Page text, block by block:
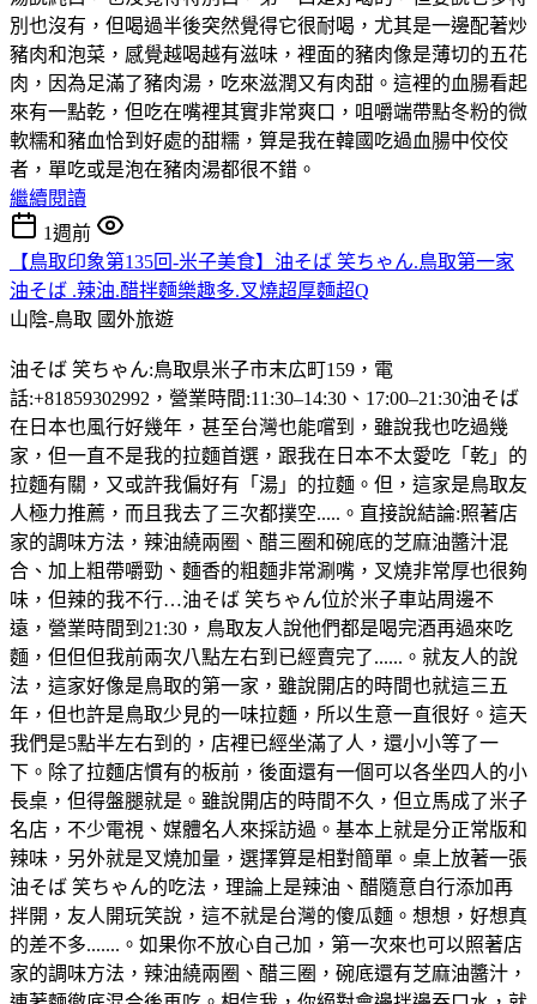
別也沒有，但喝過半後突然覺得它很耐喝，尤其是一邊配著炒
豬肉和泡菜，感覺越喝越有滋味，裡面的豬肉像是薄切的五花
肉，因為足滿了豬肉湯，吃來滋潤又有肉甜。這裡的血腸看起
來有一點乾，但吃在嘴裡其實非常爽口，咀嚼端帶點冬粉的微
軟糯和豬血恰到好處的甜糯，算是我在韓國吃過血腸中佼佼
者，單吃或是泡在豬肉湯都很不錯。
繼續閱讀
1週前
【鳥取印象第135回-米子美食】油そば 笑ちゃん.鳥取第一家
油そば .辣油.醋拌麵樂趣多.叉燒超厚麵超Q
山陰-鳥取 國外旅遊
油そば 笑ちゃん:鳥取県米子市末広町159，電
話:+81859302992，營業時間:11:30–14:30、17:00–21:30油そば
在日本也風行好幾年，甚至台灣也能嚐到，雖說我也吃過幾
家，但一直不是我的拉麵首選，跟我在日本不太愛吃「乾」的
拉麵有關，又或許我偏好有「湯」的拉麵。但，這家是鳥取友
人極力推薦，而且我去了三次都撲空.....。直接說結論:照著店
家的調味方法，辣油繞兩圈、醋三圈和碗底的芝麻油醬汁混
合、加上粗帶嚼勁、麵香的粗麵非常涮嘴，叉燒非常厚也很夠
味，但辣的我不行…油そば 笑ちゃん位於米子車站周邊不
遠，營業時間到21:30，鳥取友人說他們都是喝完酒再過來吃
麵，但但但我前兩次八點左右到已經賣完了......。就友人的說
法，這家好像是鳥取的第一家，雖說開店的時間也就這三五
年，但也許是鳥取少見的一味拉麵，所以生意一直很好。這天
我們是5點半左右到的，店裡已經坐滿了人，還小小等了一
下。除了拉麵店慣有的板前，後面還有一個可以各坐四人的小
長桌，但得盤腿就是。雖說開店的時間不久，但立馬成了米子
名店，不少電視、媒體名人來採訪過。基本上就是分正常版和
辣味，另外就是叉燒加量，選擇算是相對簡單。桌上放著一張
油そば 笑ちゃん的吃法，理論上是辣油、醋隨意自行添加再
拌開，友人開玩笑說，這不就是台灣的傻瓜麵。想想，好想真
的差不多.......。如果你不放心自己加，第一次來也可以照著店
家的調味方法，辣油繞兩圈、醋三圈，碗底還有芝麻油醬汁，